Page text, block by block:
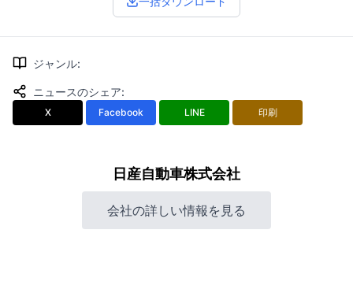
ジャンル:
ニュースのシェア:
X Facebook LINE 印刷
日産自動車株式会社
会社の詳しい情報を見る